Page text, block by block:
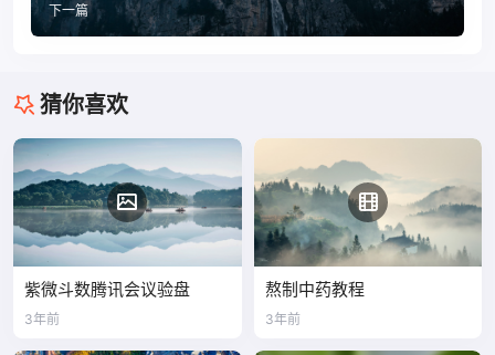
下一篇
猜你喜欢
紫微斗数腾讯会议验盘
3年前
熬制中药教程
3年前